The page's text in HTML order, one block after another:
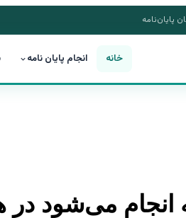
پایان‌نامه
خانه انجام پایان نامه
انجام می‌شود